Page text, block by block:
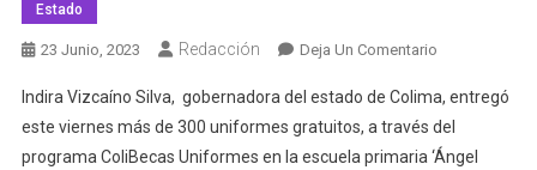
Estado
23 Junio, 2023 Redacción Deja Un ComentarioEn
Entrega
Uniformes
Gratuitos
Indira Vizcaíno Silva, gobernadora del estado de Colima, entregó
este viernes más de 300 uniformes gratuitos, a través del
programa ColiBecas Uniformes en la escuela primaria ‘Ángel